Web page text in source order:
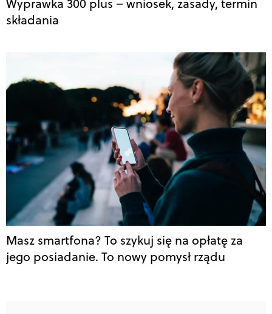
Wyprawka 300 plus – wniosek, zasady, termin
składania
Masz smartfona? To szykuj się na opłatę za
jego posiadanie. To nowy pomysł rządu